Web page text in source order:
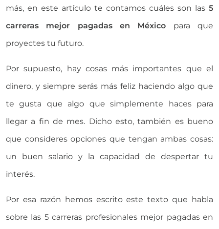
más, en este artículo te contamos cuáles son las 5
carreras mejor pagadas en México para que
proyectes tu futuro.
Por supuesto, hay cosas más importantes que el
dinero, y siempre serás más feliz haciendo algo que
te gusta que algo que simplemente haces para
llegar a fin de mes. Dicho esto, también es bueno
que consideres opciones que tengan ambas cosas:
un buen salario y la capacidad de despertar tu
interés.
Por esa razón hemos escrito este texto que habla
sobre las 5 carreras profesionales mejor pagadas en